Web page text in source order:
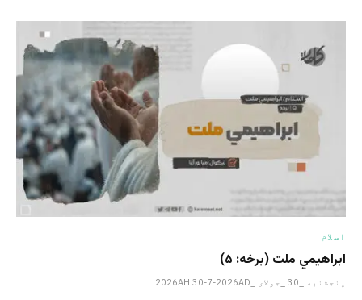
اسلام
ابراهيمي ملت (برخه: ۵)
پنجشنبه _30 _جولای _2026AH 30-7-2026AD